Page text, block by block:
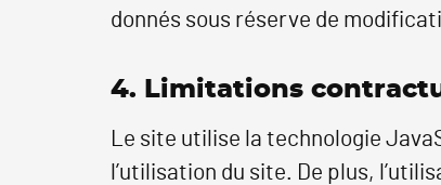
donnés sous réserve de
4. Limitations
Le site utilise la technologie
l’utilisation du site. De plus,